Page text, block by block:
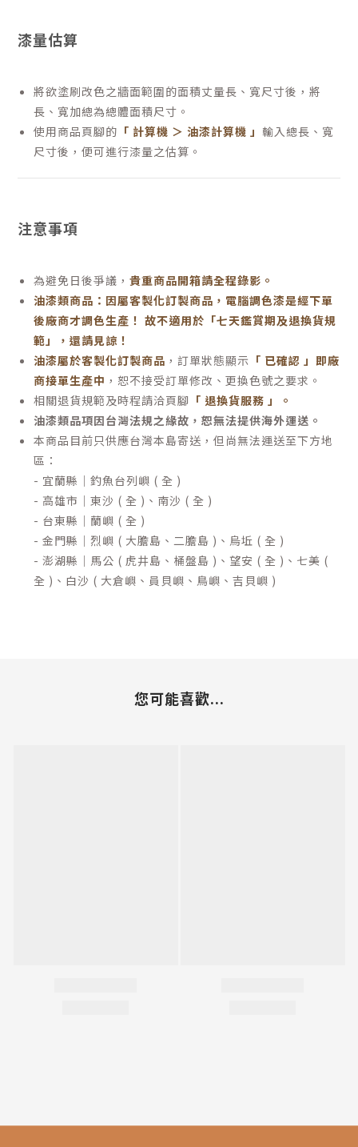
漆量估算
將欲塗刷改色之牆面範圍的面積丈量長、寬尺寸後，將
長、寬加總為總體面積尺寸。
使用商品頁腳的 「 計算機 ＞ 油漆計算機 」 輸入總長、寬
尺寸後，便可進行漆量之估算。
注意事項
為避免日後爭議， 貴重商品開箱請全程錄影。
油漆類商品：因屬客製化訂製商品，電腦調色漆是經下單
後廠商才調色生產！ 故不適用於「七天鑑賞期及退換貨規
範」，還請見諒！
油漆屬於客製化訂製商品 ，訂單狀態顯示 「 已確認 」即廠
商接單生產中 ，恕不接受訂單修改、更換色號之要求。
相關退貨規範及時程請洽頁腳 「 退換貨服務 」
。
油漆類品項因台灣法規之緣故，恕無法提供海外運送。
本商品目前只供應台灣本島寄送，但尚無法運送至下方地
區：
- 宜蘭縣｜釣魚台列嶼 ( 全 )
- 高雄市｜東沙 ( 全 )、南沙 ( 全 )
- 台東縣｜蘭嶼 ( 全 )
- 金門縣｜烈嶼 ( 大膽島、二膽島 )、烏坵 ( 全 )
- 澎湖縣｜馬公 ( 虎井島、桶盤島 )、望安 ( 全 )、七美 (
全 )、白沙 ( 大倉嶼、員貝嶼、鳥嶼、吉貝嶼 )
您可能喜歡...